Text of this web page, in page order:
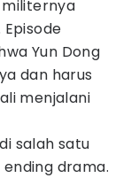
Yun Dong
dan harus
menjalani
salah satu
drama.